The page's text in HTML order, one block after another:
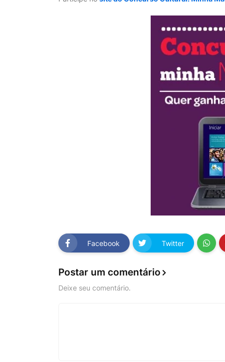
Facebook Twitter
Postar um comentário
Deixe seu comentário.